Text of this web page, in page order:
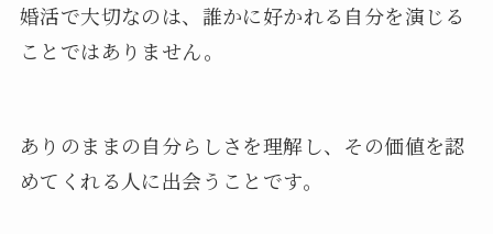
婚活で大切なのは、誰かに好かれる自分を演じる
ことではありません。
ありのままの自分らしさを理解し、その価値を認
めてくれる人に出会うことです。